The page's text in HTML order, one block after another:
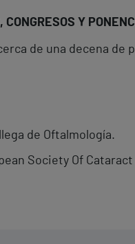
CONGRESOS Y
de una decena
de Oftalmología.
Society Of